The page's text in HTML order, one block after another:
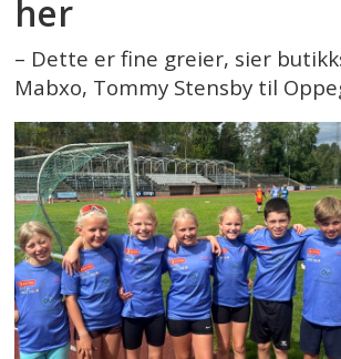
her
– Dette er fine greier, sier
Mabxo, Tommy Stensby til